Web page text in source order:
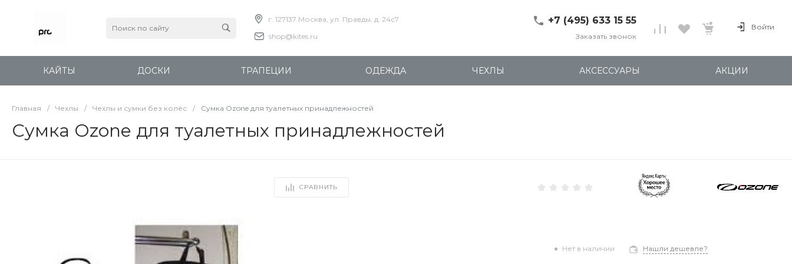
г. 127137 Москва, ул. Правды, д. 24с7
shop@kites.ru
+7 (495) 633 15 55
Правды, д. 24с7
Пн-Пт: 11:00-20:00
Заказать звонок
Войти
КАЙТЫ ДОСКИ ТРАПЕЦИИ ОДЕЖДА ЧЕХЛЫ АКСЕССУАРЫ АКЦИИ
Главная / Чехлы / Чехлы и сумки без колёс / Сумка Ozone для туалетных принадлежностей
Сумка Ozone для туалетных принадлежностей
СРАВНИТЬ
Нет в наличии Нашли дешевле?